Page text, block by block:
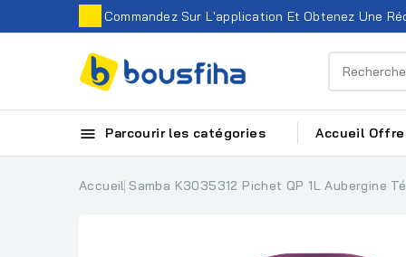
Commandez Sur L'application Et Obtenez Une
 Parcourir les catégories Accueil
Accueil Samba K3035312 Pichet QP 1L Aubergine